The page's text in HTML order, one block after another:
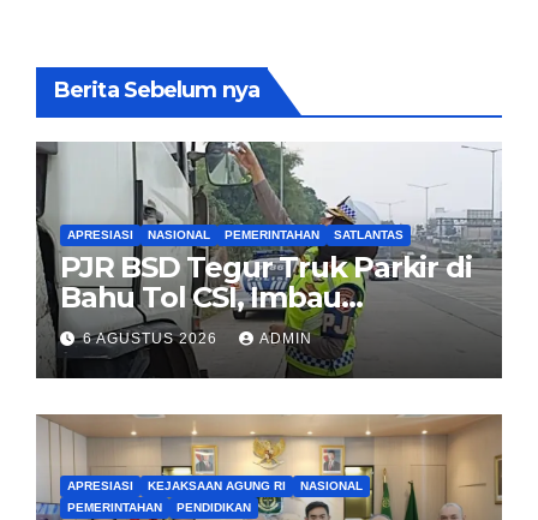
Berita Sebelum nya
APRESIASI NASIONAL PEMERINTAHAN SATLANTAS
PJR BSD Tegur Truk Parkir di
Bahu Tol CSI, Imbau
Pengendara Tertib
6 AGUSTUS 2026 ADMIN
APRESIASI KEJAKSAAN AGUNG RI
NASIONAL
PEMERINTAHAN
PENDIDIKAN